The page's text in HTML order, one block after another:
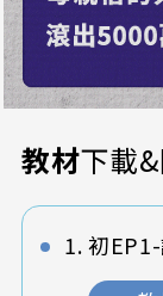
教材下載
初